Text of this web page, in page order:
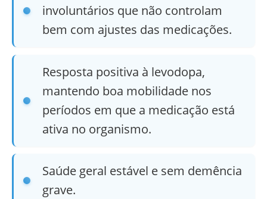
involuntários que não controlam
bem com ajustes das medicações.
Resposta positiva à levodopa,
mantendo boa mobilidade nos
períodos em que a medicação está
ativa no organismo.
Saúde geral estável e sem demência
grave.